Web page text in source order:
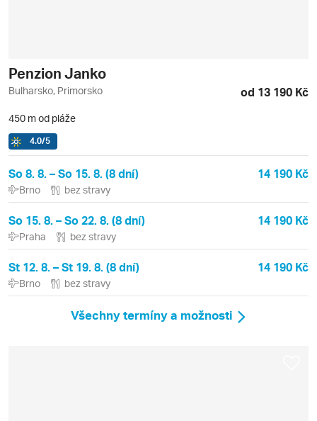
Penzion Janko
Bulharsko, Primorsko od 13 190 Kč
450 m od pláže
4.0/5
So 8. 8. – So 15. 8. (8 dní) 14 190 Kč
Brno bez stravy
So 15. 8. – So 22. 8. (8 dní) 14 190 Kč
Praha bez stravy
St 12. 8. – St 19. 8. (8 dní) 14 190 Kč
Brno bez stravy
Všechny termíny a možnosti